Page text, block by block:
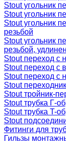
Stout угольник
Stout угольник
Stout угольник
резьбой
Stout угольник
резьбой,
Stout переход с
Stout переход с
Stout переход с
Stout
Stout тройник-
Stout трубка Г-
Stout трубка T-
Stout
Фитинги для
Гильзы